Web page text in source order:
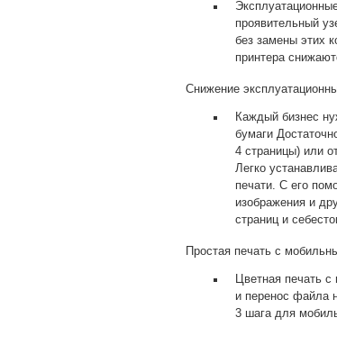
проявительный
без замены этих
принтера
Снижение
Каждый бизнес
бумаги
4 страницы) или
Легко
печати. С его
изображения и
страниц и
Простая печать с
Цветная печать
и перенос файла
3 шага для